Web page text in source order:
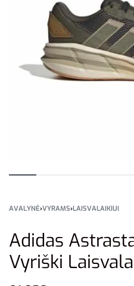
AVALYNĖ›VYRAMS›LAISVALAIKIUI
Adidas
Vyriški